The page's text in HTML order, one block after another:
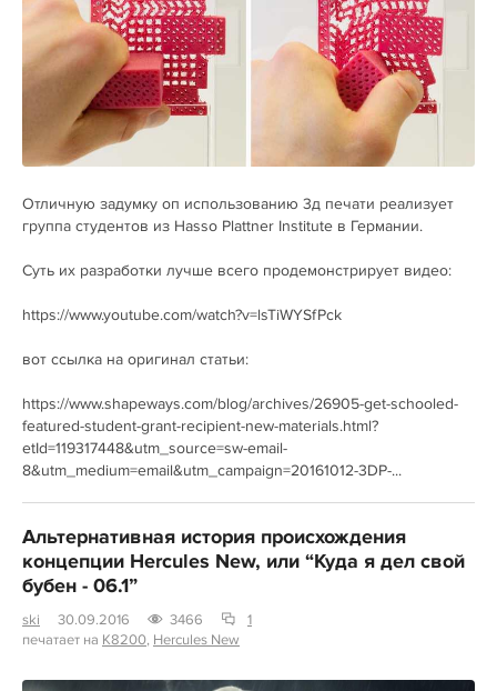
Отличную задумку оп использованию 3д печати реализует
группа студентов из Hasso Plattner Institute в Германии.
Суть их разработки лучше всего продемонстрирует видео:
https://www.youtube.com/watch?v=lsTiWYSfPck
вот ссылка на оригинал статьи:
https://www.shapeways.com/blog/archives/26905-get-schooled-
featured-student-grant-recipient-new-materials.html?
etId=119317448&utm_source=sw-email-
8&utm_medium=email&utm_campaign=20161012-3DP-...
Альтернативная история происхождения
концепции Hercules New, или “Куда я дел свой
бубен - 06.1”
ski 30.09.2016 3466
1
печатает на K8200, Hercules New